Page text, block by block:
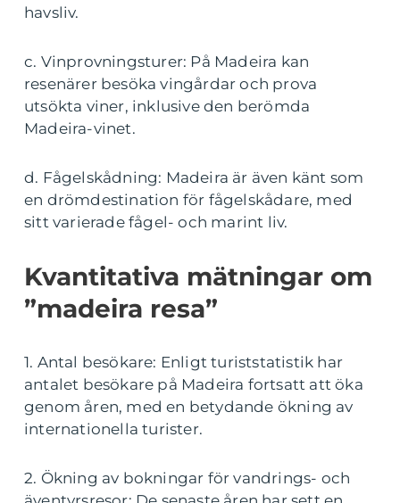
havsliv.
c. Vinprovningsturer: På Madeira kan
resenärer besöka vingårdar och prova
utsökta viner, inklusive den berömda
Madeira-vinet.
d. Fågelskådning: Madeira är även känt som
en drömdestination för fågelskådare, med
sitt varierade fågel- och marint liv.
Kvantitativa mätningar om
”madeira resa”
1. Antal besökare: Enligt turiststatistik har
antalet besökare på Madeira fortsatt att öka
genom åren, med en betydande ökning av
internationella turister.
2. Ökning av bokningar för vandrings- och